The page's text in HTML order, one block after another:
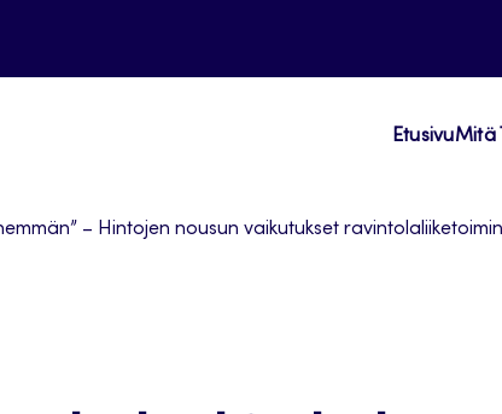
EtusivuMitä
– Hintojen nousun vaikutukset